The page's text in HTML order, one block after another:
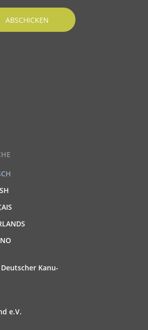
ABSCHICKEN
Deutscher Kanu-
e.V.